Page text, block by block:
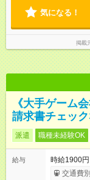
気になる！
掲載
《大手ゲーム
請求書チェッ
派遣 職種未経験OK
給与
時給1900
交通費